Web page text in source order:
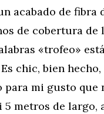
acabado de fibra
de cobertura de
«trofeo»
chic, bien
mi gusto que
metros de largo,